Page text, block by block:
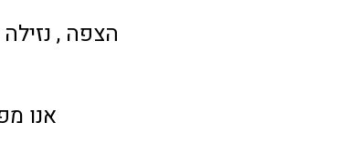
הצפה ,
אנו